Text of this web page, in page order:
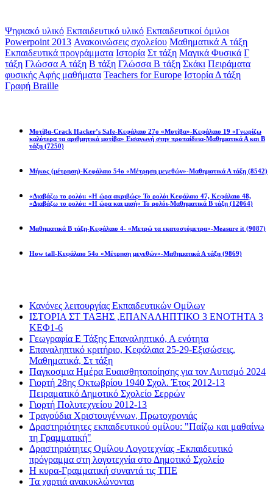
Ψηφιακό υλικό Εκπαιδευτικό υλικό Εκπαιδευτικοί όμιλοι
Powerpoint 2013 Ανακοινώσεις σχολείου Μαθηματικά Α τάξη
Εκπαιδευτικά προγράμματα Ιστορία Στ τάξη Μαγικά Φυσικά Γ
τάξη Γλώσσα Α τάξη Β τάξη Γλώσσα Β τάξη Σκάκι Πειράματα
φυσικής Αφής μαθήματα Teachers for Europe Ιστορία Δ τάξη
Γραφή Braille
Μοτίβα-Crack Hacker’s Safe-Κεφάλαιο 27ο «Μοτίβα»-Κεφάλαιο 19 «Γνωρίζω
καλύτερα τα αριθμητικά μοτίβα» Εισαγωγή στην προπαίδεια-Μαθηματικά Α και Β
τάξη (7250)
Μήκος (μέτρηση)-Κεφάλαιο 54ο «Μέτρηση μεγεθών»-Μαθηματικά Α τάξη (8542)
«Διαβάζω το ρολόι: «Η ώρα ακριβώς» Το ρολόι Κεφάλαιο 47, Κεφάλαιο 48,
«Διαβάζω το ρολόι: «Η ώρα και μισή» Το ρολόι-Μαθηματικά Β τάξη (12064)
Μαθηματικά Β τάξη-Κεφάλαιο 4- «Μετρώ τα εκατοστόμετρα»-Measure it (9087)
How tall-Κεφάλαιο 54ο «Μέτρηση μεγεθών»-Μαθηματικά Α τάξη (9869)
Κανόνες λειτουργίας Εκπαιδευτικών Ομίλων
ΙΣΤΟΡΙΑ ΣΤ ΤΑΞΗΣ ,ΕΠΑΝΑΛΗΠΤΙΚΟ 3 ΕΝΟΤΗΤΑ 3
ΚΕΦ1-6
Γεωγραφία Ε Τάξης Επαναληπτικό, Α ενότητα
Επαναληπτικό κριτήριο, Κεφάλαια 25-29-Εξισώσεις,
Μαθηματικά, Στ τάξη
Παγκοσμια Ημέρα Ευαισθητοποίησης για τον Αυτισμό 2024
Γιορτή 28ης Οκτωβρίου 1940 Σχολ. Έτος 2012-13
Πειραματικό Δημοτικό Σχολείο Σερρών
Γιορτή Πολυτεχνείου 2012-13
Τραγούδια Χριστουγέννων, Πρωτοχρονιάς
Δραστηριότητες εκπαιδευτικού ομίλου: "Παίζω και μαθαίνω
τη Γραμματική"
Δραστηριότητες Ομίλου Λογοτεχνίας -Εκπαιδευτικό
πρόγραμμα στη λογοτεχνία στο Δημοτικό Σχολείο
Η κυρα-Γραμματική συναντά τις ΤΠΕ
Τα χαρτιά ανακυκλώνονται